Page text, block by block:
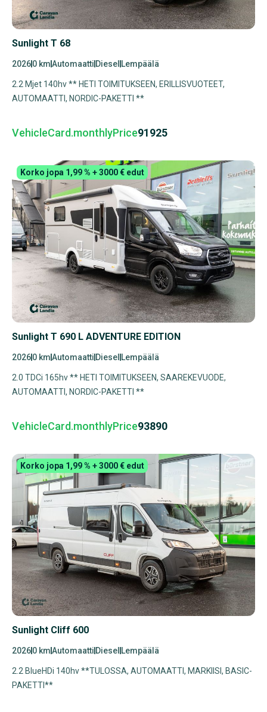
Sunlight T 68
20260 kmAutomaatti Diesel Lempäälä
2.2 Mjet 140hv ** HETI TOIMITUKSEEN, ERILLISVUOTEET,
AUTOMAATTI, NORDIC-PAKETTI **
VehicleCard.monthlyPrice91925
Korko jopa 1,99 % + 3000 € edut
Sunlight T 690 L ADVENTURE EDITION
20260 kmAutomaatti Diesel Lempäälä
2.0 TDCi 165hv ** HETI TOIMITUKSEEN, SAAREKEVUODE,
AUTOMAATTI, NORDIC-PAKETTI **
VehicleCard.monthlyPrice93890
Korko jopa 1,99 % + 3000 € edut
Sunlight Cliff 600
20260 kmAutomaatti Diesel Lempäälä
2.2 BlueHDi 140hv **TULOSSA, AUTOMAATTI, MARKIISI, BASIC-
PAKETTI**